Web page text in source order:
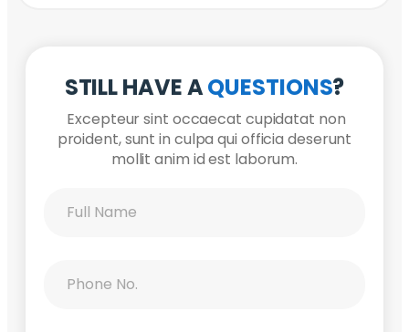
STILL HAVE AQUESTIONS?
Excepteur sint occaecat cupidatat non
proident, sunt in culpa qui officia deserunt
mollit anim id est laborum.